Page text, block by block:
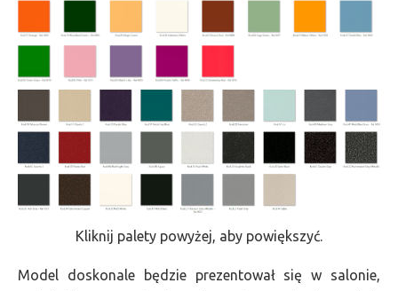
Kliknij palety powyżej, aby powiększyć.
Model doskonale będzie prezentował się w salonie,